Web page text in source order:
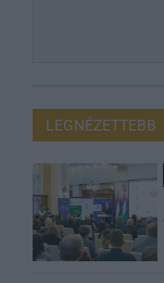
LEGNÉZETTEBB